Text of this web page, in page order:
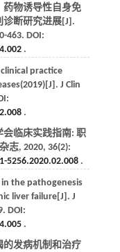
药物诱导性自身免
断研究进展[J].
463. DOI:
.
practice
J Clin
.
会临床实践指南: 职
志, 2020, 36(2):
5256.2020.02.008.
in the pathogenesis
liver failure[J]. J
DOI:
.
的发病机制和治疗